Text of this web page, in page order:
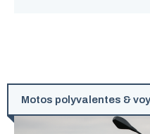
Motos polyvalentes &